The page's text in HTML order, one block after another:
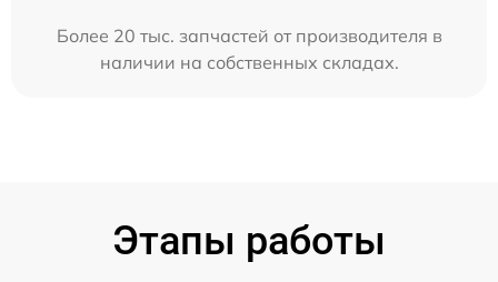
Более 20 тыс. запчастей от производителя в
наличии на собственных складах.
Этапы работы